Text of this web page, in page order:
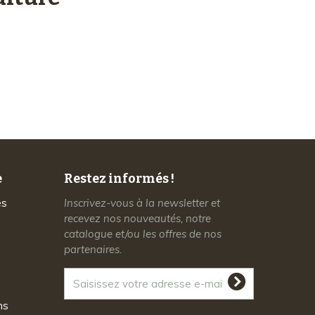
Restez informés !
Inscrivez-vous à la newsletter et
recevez nos nouveautés, notre
catalogue et/ou les offres de nos
partenaires.